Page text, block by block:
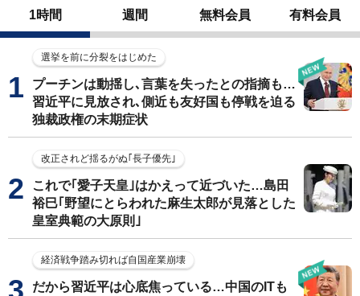
1時間 週間 無料会員 有料会員
選挙を前に分裂をはじめた
プーチンは動揺し､言葉を失ったとの指摘も…
習近平に見放され､側近も友好国も停戦を迫る
独裁政権の末期症状
改正されど揺るがぬ｢長子優先｣
これで｢愛子天皇｣はかえって近づいた…島田
裕巳｢野望にとらわれた麻生太郎が見落とした
皇室典範の大原則｣
経済戦争踏み切れば自国産業崩壊
だから習近平は心底焦っている…中国のITも